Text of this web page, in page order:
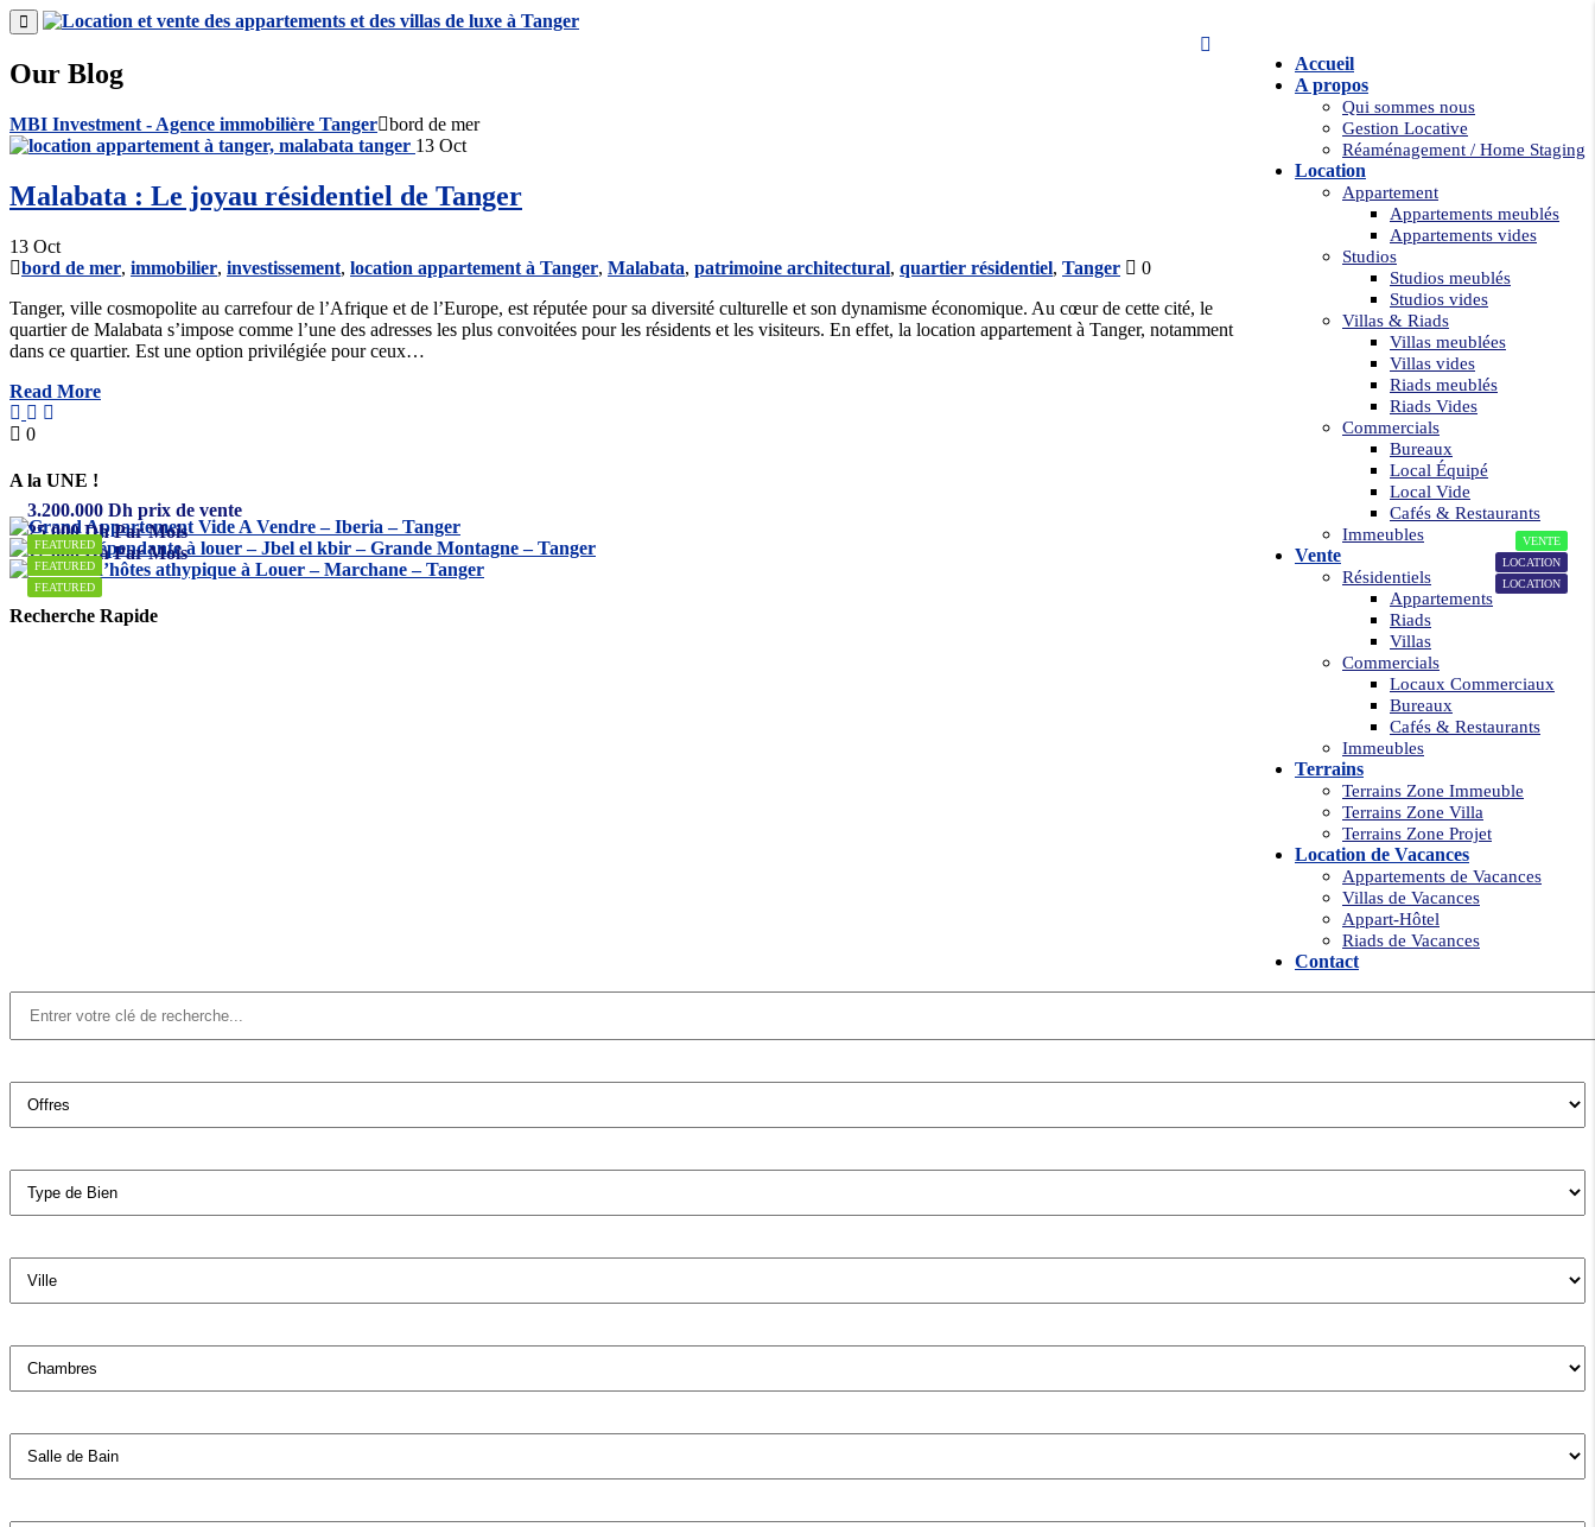
Accueil
A propos
Qui sommes nous
Gestion Locative
Réaménagement / Home Staging
Location
Appartement
Appartements meublés
Appartements vides
Studios
Studios meublés
Studios vides
Villas & Riads
Villas meublées
Villas vides
Riads meublés
Riads Vides
Commercials
Bureaux
Local Équipé
Local Vide
Cafés & Restaurants
Immeubles
Vente
Résidentiels
Appartements
Riads
Villas
Commercials
Locaux Commerciaux
Bureaux
Cafés & Restaurants
Immeubles
Terrains
Terrains Zone Immeuble
Terrains Zone Villa
Terrains Zone Projet
Location de Vacances
Appartements de Vacances
Villas de Vacances
Appart-Hôtel
Riads de Vacances
Contact
Our Blog
MBI Investment - Agence immobilière Tanger bord de mer
13 Oct
Malabata : Le joyau résidentiel de Tanger
13 Oct
bord de mer, immobilier, investissement, location appartement à Tanger, Malabata, patrimoine architectural, quartier résidentiel, Tanger
0
Tanger, ville cosmopolite au carrefour de l’Afrique et de l’Europe, est réputée pour sa diversité culturelle et son dynamisme économique. Au cœur de cette cité, le
quartier de Malabata s’impose comme l’une des adresses les plus convoitées pour les résidents et les visiteurs. En effet, la location appartement à Tanger, notamment
dans ce quartier. Est une option privilégiée pour ceux…
Read More
0
A la UNE !
FEATURED VENTE
3.200.000 Dh prix de vente
FEATURED LOCATION
19
25.000Dh Par Mois
FEATURED LOCATION
28
12.000Dh Par Mois
Recherche Rapide